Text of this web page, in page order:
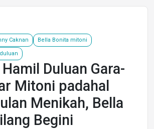
Caknan Bella Bonita mitoni
Duluan Gara-
Mitoni padahal
Menikah, Bella
Begini